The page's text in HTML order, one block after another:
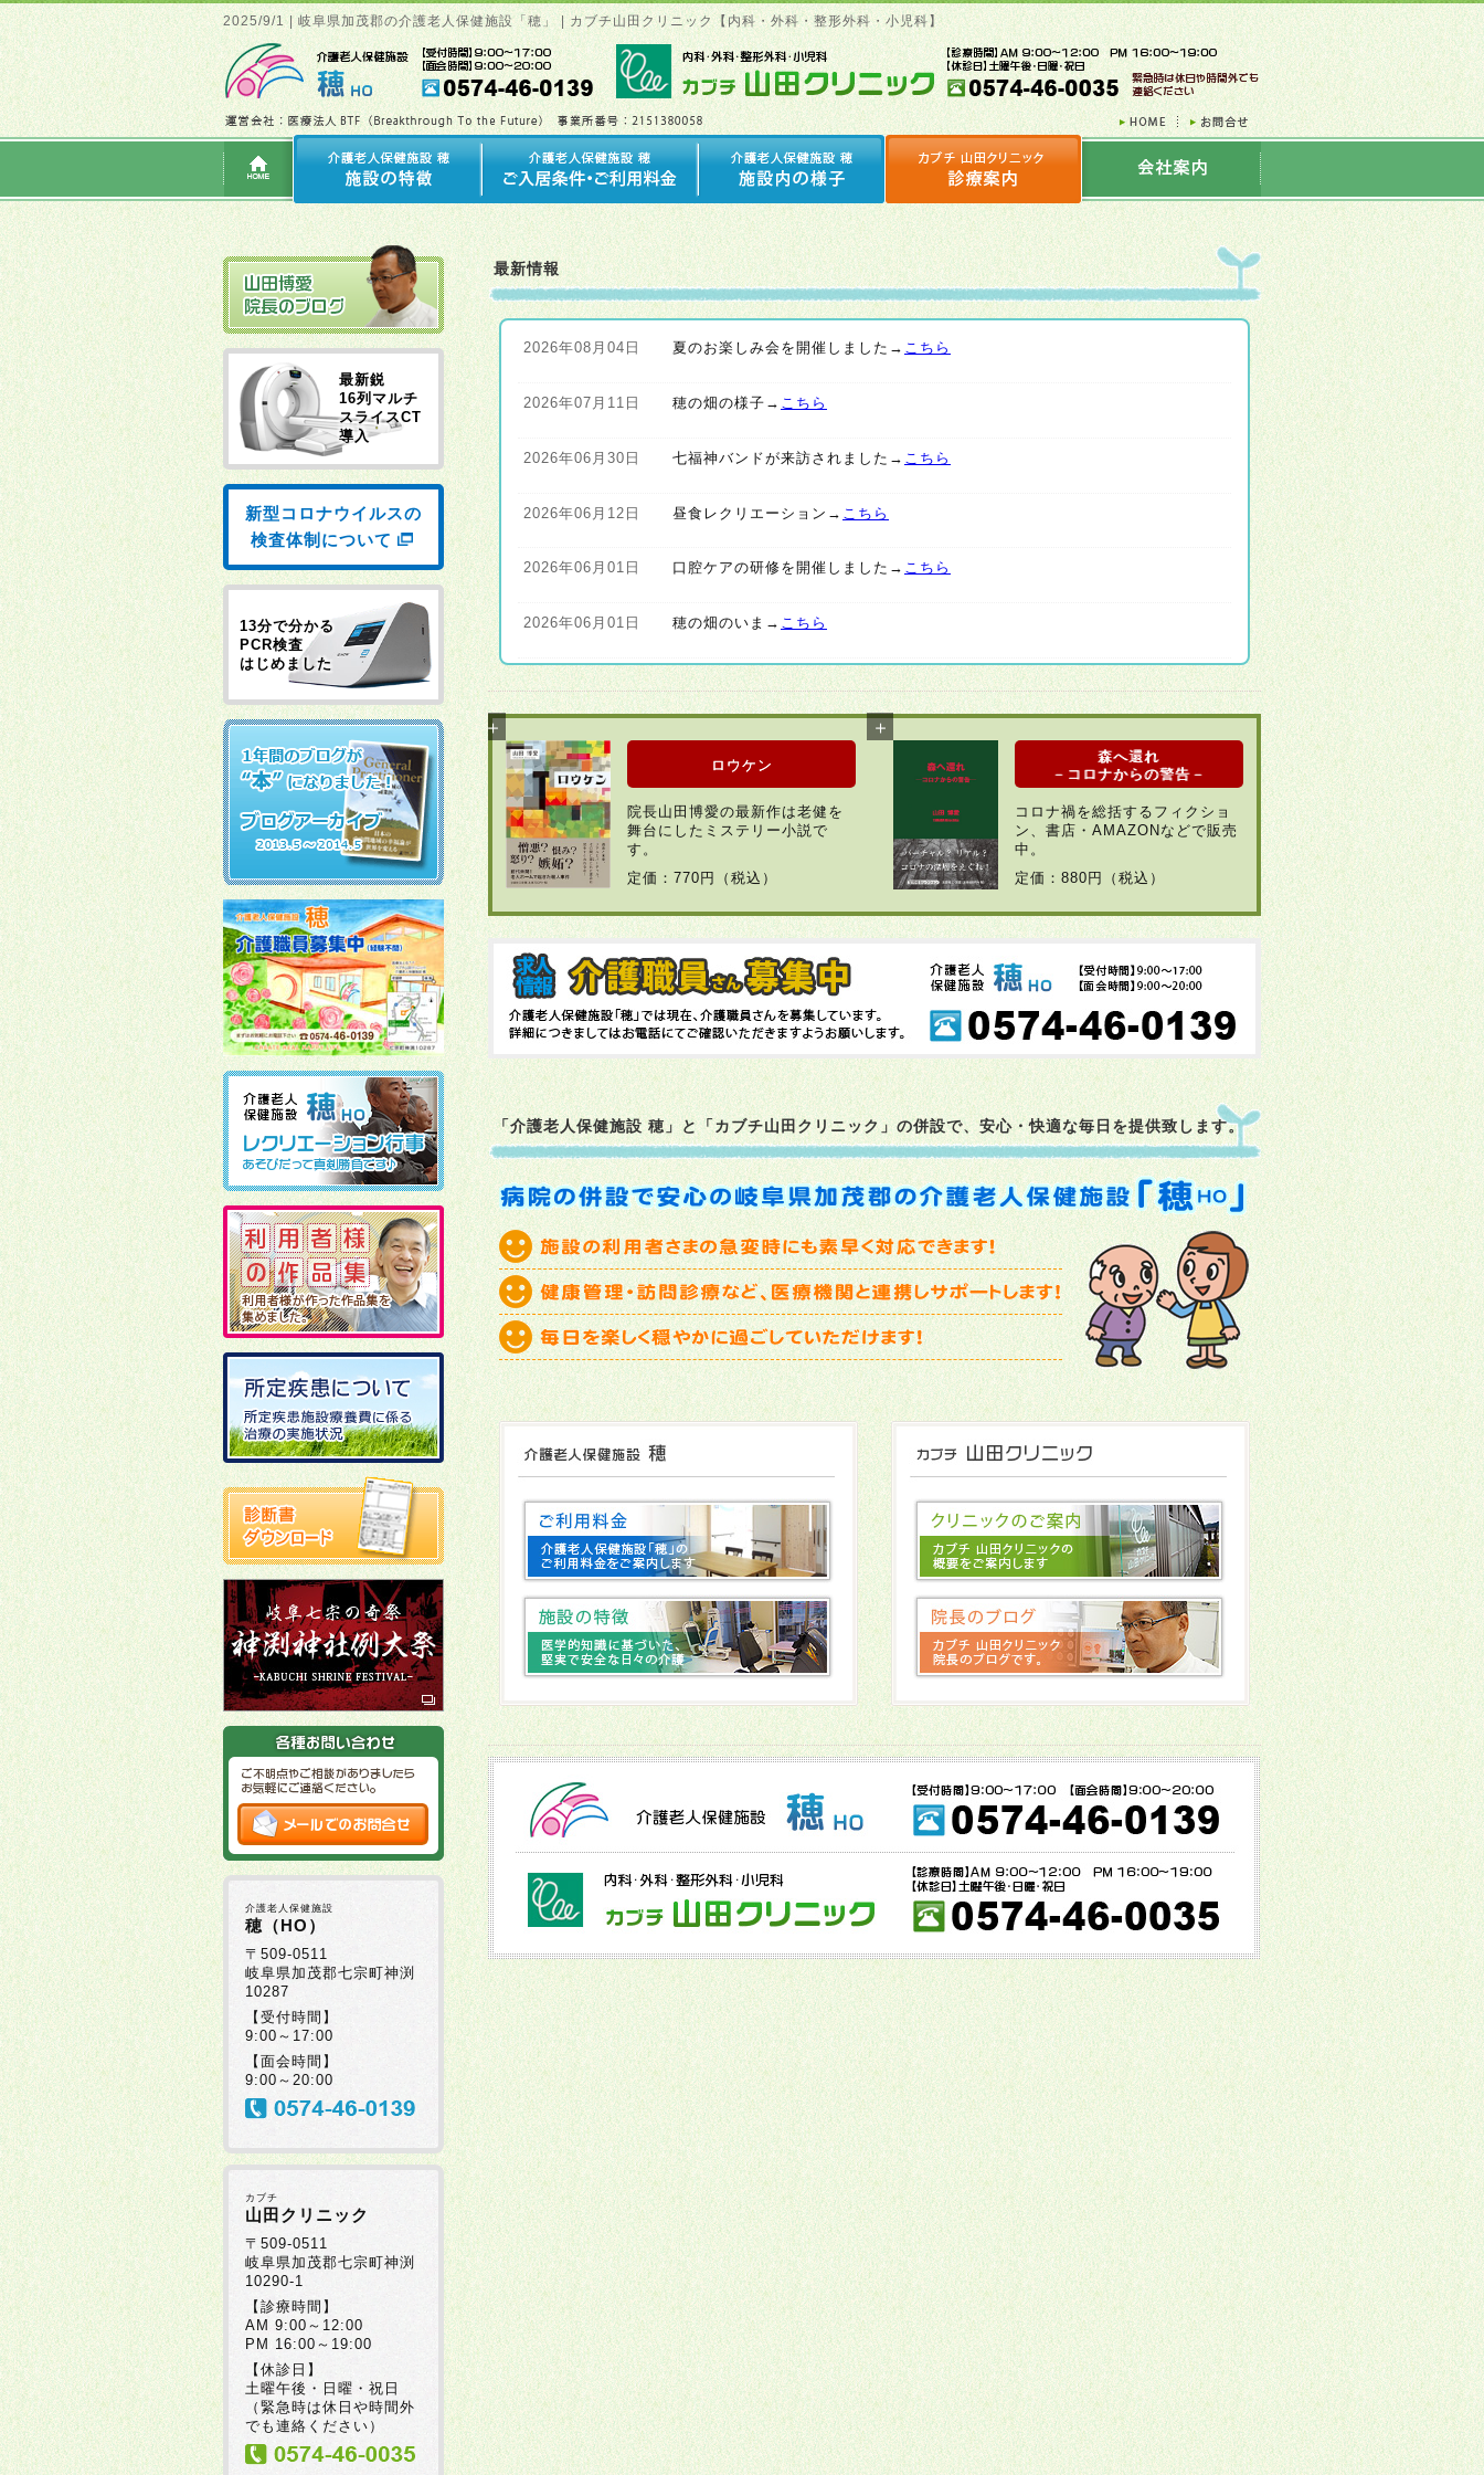
2025/9/1 | 岐阜県加茂郡の介護老人保健施設「穂」 | カブチ山田クリニック【内科・外科・整形外科・小児科】
最新情報
2026年08月04日 夏のお楽しみ会を開催しました→ こちら
2026年07月11日 穂の畑の様子→ こちら
2026年06月30日 七福神バンドが来訪されました→ こちら
2026年06月12日 昼食レクリエーション→ こちら
2026年06月01日 口腔ケアの研修を開催しました→ こちら
2026年06月01日 穂の畑のいま→ こちら
2026年04月22日 新着情報があります→こちら
2026年03月23日 穂にも春がきました→こちら
2026年02月10日 新着情報があります→
2025年12月19日
2025年12月02日 焼き芋会をしました→ こちら
2025年11月21日 本日柚子風呂です→ こちら
2025年11月11日 干し柿を作りました→こちら
2025年10月27日 お楽しみ会を開催しました→こちら
2025年10月22日 オカリナ演奏がありました→ こちら
2025年10月03日 十五夜🌔→こちら
2025年10月02日 五平餅をいただきました→こちら
2025年09月16日 敬老の日→こちら
2025年09月01日 七福神バンドの方が来設されました→こちら
2025年08月29日 製作をしました→こちら
2025年08月05日 夏のお楽しみ会をしました→ こちら
2025年07月30日 暑中お見舞い申し上げます→こちら
2025年07月08日 今月のレクリエーションです→こちら
2025年07月08日 穂の畑 第3弾→こちら
2025年06月19日 穂の畑 第２弾→こちら
2025年06月17日 6月にちなんだ作品の作成中→ こちら
ロウケン
院長山田博愛の最新作は老健を
舞台にしたミステリー小説で
す。
定価：770円（税込）
森へ還れ
－コロナからの警告－
コロナ禍を総括するフィクショ
ン、書店・AMAZONなどで販売
中。
定価：880円（税込）
「介護老人保健施設 穂」と「カブチ山田クリニック」の併設で、安心・快適な毎日を提供致します。
最新鋭
16列マルチ
スライスCT
導入
新型コロナウイルスの
検査体制について
13分で分かる
PCR検査
はじめました
介護老人保健施設
穂（HO）
〒509-0511
岐阜県加茂郡七宗町神渕
10287
【受付時間】
9:00～17:00
【面会時間】
9:00～20:00
カブチ
山田クリニック
〒509-0511
岐阜県加茂郡七宗町神渕
10290-1
【診療時間】
AM 9:00～12:00
PM 16:00～19:00
【休診日】
土曜午後・日曜・祝日
（緊急時は休日や時間外
でも連絡ください）